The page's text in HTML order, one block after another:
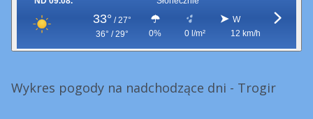
33° / 27°
36° / 29°
0% 0 l/m²
W
12 km/h
Wykres pogody na nadchodzące dni - Trogir